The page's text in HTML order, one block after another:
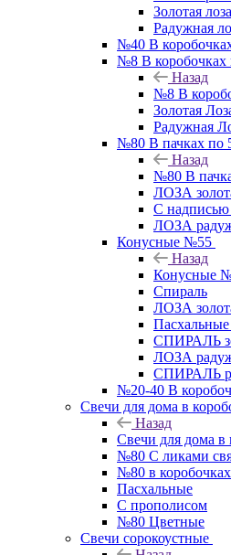
Золотая лоза
Радужная
№40 В
№8 В коробочках
Назад
№8 В
Золотая
Радужная
№80 В пачках по
Назад
№80 В
ЛОЗА
С надписью
ЛОЗА
Конусные №55
Назад
Конусные
Спираль
ЛОЗА
СПИРАЛЬ
ЛОЗА
СПИРАЛЬ
№20-40 В
Свечи для дома в
Назад
Свечи для дома в
№80 С ликами
№80 в
Пасхальные
С прополисом
№80 Цветные
Свечи сорокоустные